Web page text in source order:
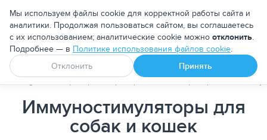
Москва
Апоквел Ветмедин От блох и клещей
PetDog Ветеринарные препараты Биопрепараты
Иммуностимуляторы для
собак и кошек
Мы используем файлы cookie для корректной работы сайта и
аналитики. Продолжая пользоваться сайтом, вы соглашаетесь
с их использованием; аналитические cookie можно отклонить.
Подробнее — в Политике использования файлов cookie.
Отклонить
Принять